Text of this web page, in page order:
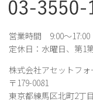
営業時間 9:00～17:00
定休日：水曜日、第1
株式会社アセットフォ
〒179-0081
東京都練馬区北町2丁